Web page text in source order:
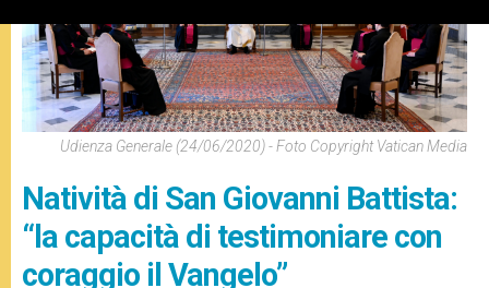
Udienza Generale (24/06/2020) - Foto Copyright Vatican Media
Natività di San Giovanni Battista:
“la capacità di testimoniare con
coraggio il Vangelo”